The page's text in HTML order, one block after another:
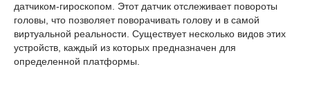
датчиком-гироскопом. Этот датчик отслеживает повороты
головы, что позволяет поворачивать голову и в самой
виртуальной реальности. Существует несколько видов этих
устройств, каждый из которых предназначен для
определенной платформы.